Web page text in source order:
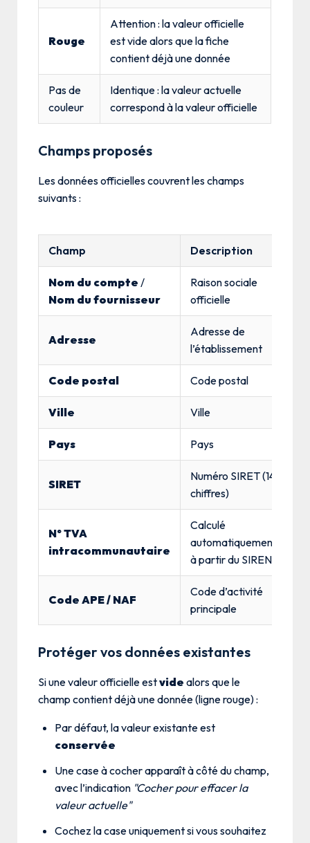
Rouge
Attention : la valeur officielle
est vide alors que la fiche
contient déjà une donnée
Pas de
couleur
Identique : la valeur actuelle
correspond à la valeur officielle
Champs proposés
Les données officielles couvrent les champs
suivants :
Champ Description
Nom du compte /
Nom du fournisseur
Raison sociale
officielle
Adresse
Adresse de
l’établissement
Code postal Code postal
Ville Ville
Pays Pays
SIRET
Numéro SIRET (14
chiffres)
N° TVA
intracommunautaire
Calculé
automatiquement
à partir du SIREN
Code APE / NAF
Code d’activité
principale
Protéger vos données existantes
Si une valeur officielle estvide alors que le
champ contient déjà une donnée (ligne rouge) :
Par défaut, la valeur existante est
conservée
Une case à cocher apparaît à côté du champ,
avec l’indication "Cocher pour effacer la
valeur actuelle"
Cochez la case uniquement si vous souhaitez